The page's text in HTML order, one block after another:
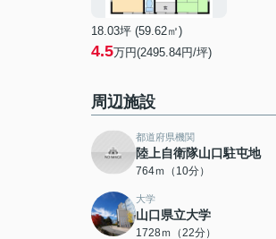
18.03坪 (59.62㎡)
4.5万円(2495.84円/坪)
周辺施設
都道府県機関
陸上自衛隊山口駐屯地
764ｍ（10分）
大学
山口県立大学
1728ｍ（22分）